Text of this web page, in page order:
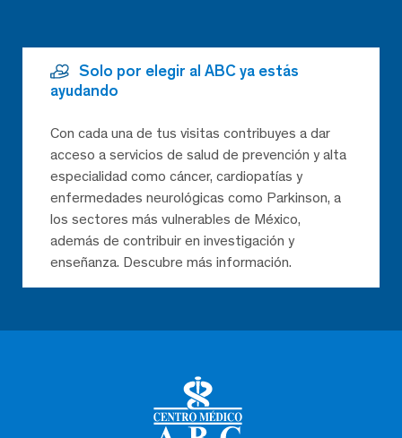
Solo por elegir al ABC ya estás
ayudando
Con cada una de tus visitas contribuyes a dar
acceso a servicios de salud de prevención y alta
especialidad como cáncer, cardiopatías y
enfermedades neurológicas como Parkinson, a
los sectores más vulnerables de México,
además de contribuir en investigación y
enseñanza. Descubre más información.